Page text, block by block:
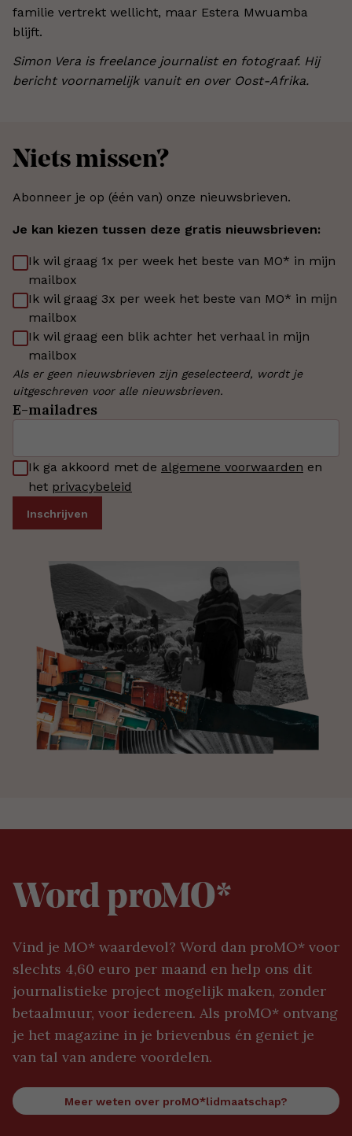
familie vertrekt wellicht, maar Estera Mwuamba
blijft.
Simon Vera is freelance journalist en fotograaf. Hij
bericht voornamelijk vanuit en over Oost-Afrika.
Niets missen?
Abonneer je op (één van) onze nieuwsbrieven.
Je kan kiezen tussen deze gratis nieuwsbrieven:
Ik wil graag 1x per week het beste van MO* in mijn
mailbox
Ik wil graag 3x per week het beste van MO* in mijn
mailbox
Ik wil graag een blik achter het verhaal in mijn
mailbox
Als er geen nieuwsbrieven zijn geselecteerd, wordt je
uitgeschreven voor alle nieuwsbrieven.
E-mailadres
Ik ga akkoord met de algemene voorwaarden en
het privacybeleid
Word proMO*
Vind je MO* waardevol? Word dan proMO* voor
slechts 4,60 euro per maand en help ons dit
journalistieke project mogelijk maken, zonder
betaalmuur, voor iedereen. Als proMO* ontvang
je het magazine in je brievenbus én geniet je
van tal van andere voordelen.
Meer weten over proMO*lidmaatschap?